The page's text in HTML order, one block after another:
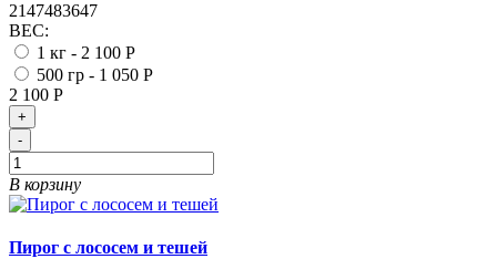
2147483647
ВЕС:
1 кг - 2 100 Р
500 гр - 1 050 Р
2 100 Р
+
-
В корзину
Пирог с лососем и тешей